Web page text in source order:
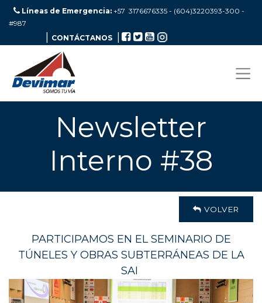
Líneas de Emergencia: +57 3176676335 - (604)3220393-300 -
#987
CONTÁCTANOS
Newsletter
Interno #38
VOLVER
PARTICIPAMOS EN EL SEMINARIO DE
TÚNELES Y OBRAS SUBTERRÁNEAS DE LA
SAI